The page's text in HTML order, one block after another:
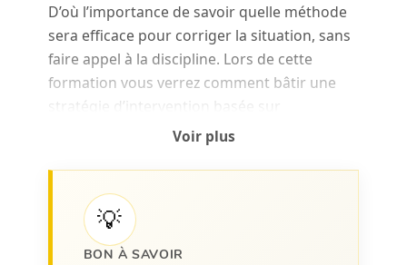
D’où l’importance de savoir quelle méthode
sera efficace pour corriger la situation, sans
faire appel à la discipline. Lors de cette
formation vous verrez comment bâtir une
stratégie d’intervention basée sur
l’engagement pour gérer les écarts de
Mieux comprendre le comportement
humain
Qu’est-ce qui motive nos
Voir plus
💡
BON À SAVOIR